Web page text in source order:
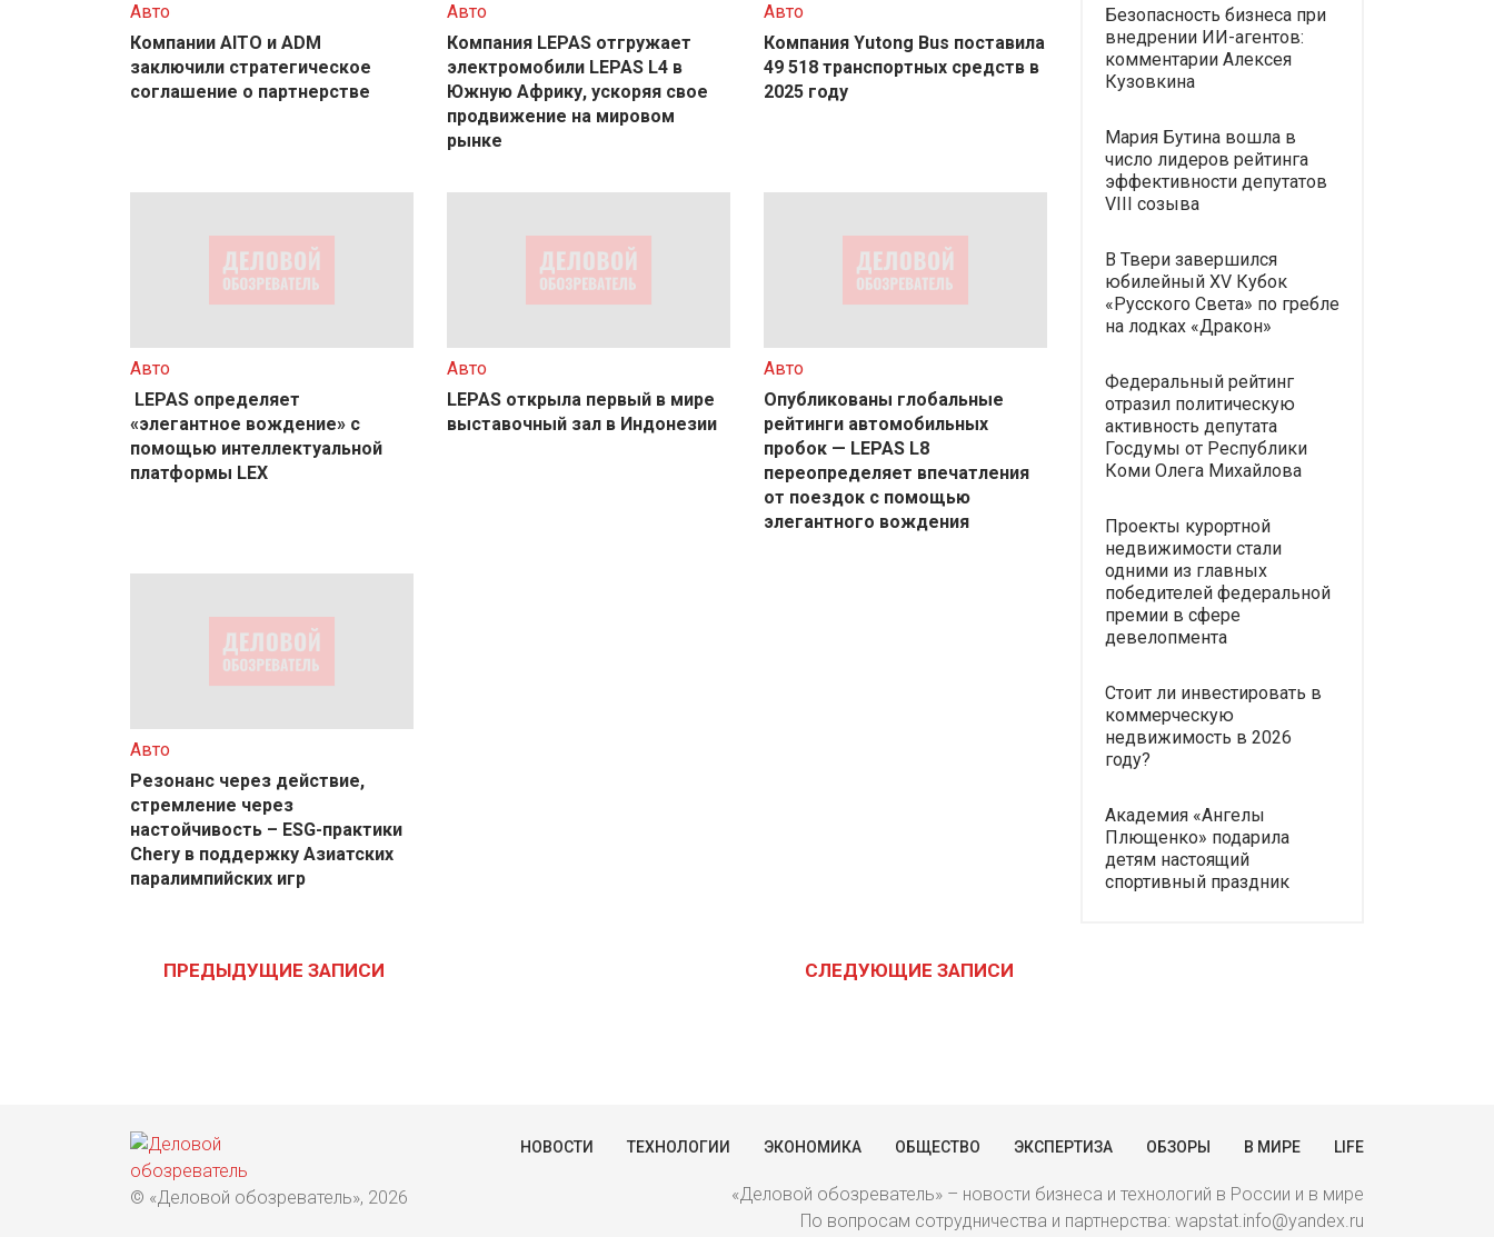
Авто
Компании AITO и ADM
заключили стратегическое
соглашение о партнерстве
Авто
Компания LEPAS отгружает
электромобили LEPAS L4 в
Южную Африку, ускоряя свое
продвижение на мировом
рынке
Авто
Компания Yutong Bus поставила
49 518 транспортных средств в
2025 году
Авто
LEPAS определяет
«элегантное вождение» с
помощью интеллектуальной
платформы LEX
Авто
LEPAS открыла первый в мире
выставочный зал в Индонезии
Авто
Опубликованы глобальные
рейтинги автомобильных
пробок — LEPAS L8
переопределяет впечатления
от поездок с помощью
элегантного вождения
Авто
Резонанс через действие,
стремление через
настойчивость – ESG-практики
Chery в поддержку Азиатских
паралимпийских игр
ПРЕДЫДУЩИЕ ЗАПИСИ СЛЕДУЮЩИЕ ЗАПИСИ
Безопасность бизнеса при
внедрении ИИ-агентов:
комментарии Алексея
Кузовкина
Мария Бутина вошла в
число лидеров рейтинга
эффективности депутатов
VIII созыва
В Твери завершился
юбилейный XV Кубок
«Русского Света» по гребле
на лодках «Дракон»
Федеральный рейтинг
отразил политическую
активность депутата
Госдумы от Республики
Коми Олега Михайлова
Проекты курортной
недвижимости стали
одними из главных
победителей федеральной
премии в сфере
девелопмента
Стоит ли инвестировать в
коммерческую
недвижимость в 2026
году?
Академия «Ангелы
Плющенко» подарила
детям настоящий
спортивный праздник
© «Деловой обозреватель», 2026
НОВОСТИ ТЕХНОЛОГИИ ЭКОНОМИКА ОБЩЕСТВО ЭКСПЕРТИЗА ОБЗОРЫ В МИРЕ LIFE
«Деловой обозреватель» – новости бизнеса и технологий в России и в мире
По вопросам сотрудничества и партнерства: wapstat.info@yandex.ru